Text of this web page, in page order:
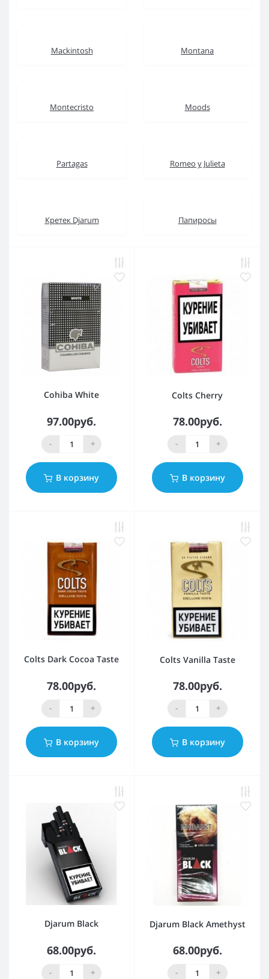
Mackintosh Montana
Montecristo Moods
Partagas Romeo y Julieta
Кретек Djarum Папиросы
Cohiba White
97.00руб.
- +
В корзину
Colts Cherry
78.00руб.
- +
В корзину
Colts Dark Cocoa Taste
78.00руб.
- +
В корзину
Colts Vanilla Taste
78.00руб.
- +
В корзину
Djarum Black
68.00руб.
- +
Djarum Black Amethyst
68.00руб.
- +